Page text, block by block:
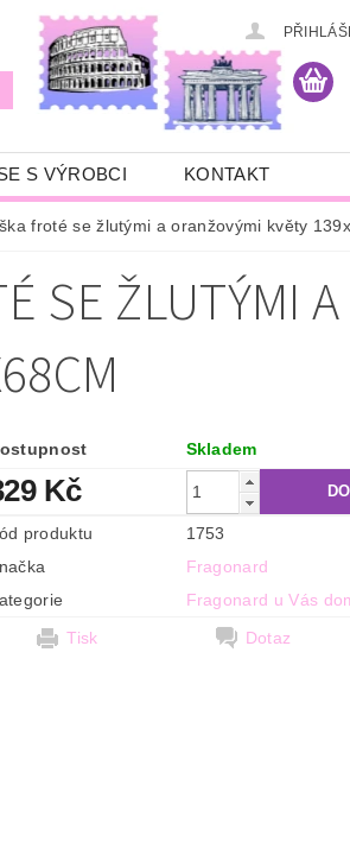
S VÝROBCI KONTAKT
froté se žlutými a oranžovými květy
SE ŽLUTÝMI A
Skladem
Kč
produktu
1753
Fragonard
Fragonard u Vás
Tisk
Dotaz